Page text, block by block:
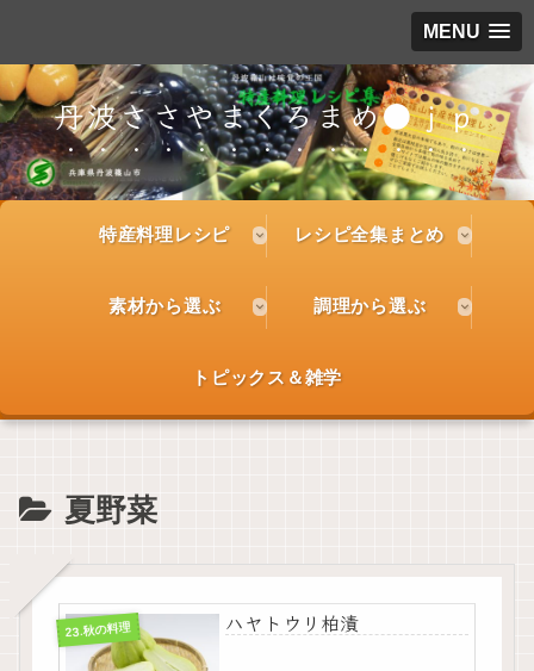
MENU
丹波ささやまくろまめ●ｊｐ
特産料理レシピ レシピ全集まとめ
素材から選ぶ 調理から選ぶ
トピックス＆雑学
夏野菜
23.秋の料理 ハヤトウリ柏漬